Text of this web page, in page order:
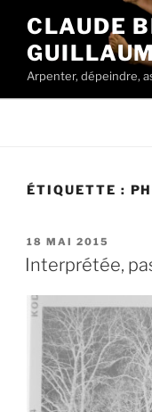
contenu
principal
CLAUDE
Arpenter, dépeindre,
ÉTIQUETTE :
PUBLIÉ
LE
18 MAI 2015
Interprétée,